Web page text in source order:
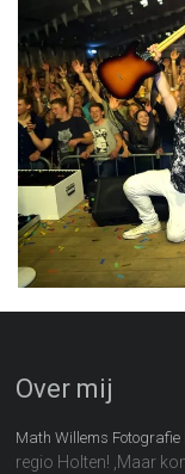
Over mij
Math Willems Fotografie
regio Holten! ,Maar